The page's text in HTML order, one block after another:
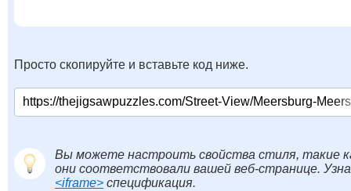
Просто скопируйте и вставьте код ниже.
Вы можете настроить свойства стиля, такие
они соответствовали вашей веб-странице.
<iframe> спецификация.